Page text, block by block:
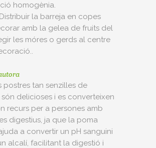
homogènia.
la barreja en copes
amb la gelea de fruits del
les móres o gerds al centre
postres tan senzilles de
delicioses i es converteixen
recurs per a persones amb
digestius, ja que la poma
a convertir un pH sanguini
alcalí, facilitant la digestió i